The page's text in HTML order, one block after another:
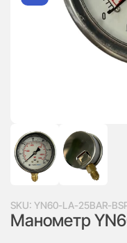
SKU: YN60-LA-25BAR-
Манометр